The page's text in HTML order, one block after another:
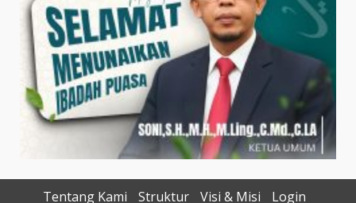
Tentang Kami Struktur Visi & Misi Login